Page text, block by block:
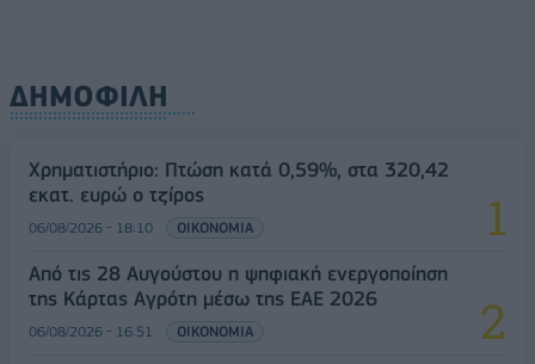
ΔΗΜΟΦΙΛΗ
Χρηματιστήριο: Πτώση κατά 0,59%, στα 320,42
εκατ. ευρώ ο τζίρος
06/08/2026 - 18:10 ΟΙΚΟΝΟΜΙΑ
Από τις 28 Αυγούστου η ψηφιακή ενεργοποίηση
της Κάρτας Αγρότη μέσω της ΕΑΕ 2026
06/08/2026 - 16:51 ΟΙΚΟΝΟΜΙΑ